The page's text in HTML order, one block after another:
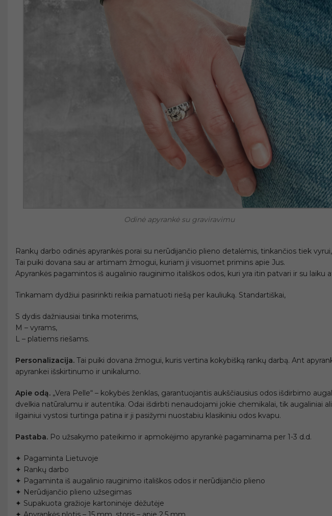
Odinė apyrankė su graviravimu
Rankų darbo odinės apyrankės porai su nerūdijančio plieno detalėmis, tinkančios tiek
Tai puiki dovana sau ar artimam žmogui, kuriam ji visuomet primins apie Jus.
Apyrankės pagamintos iš augalinio rauginimo itališkos odos, kuri yra itin patvari ir su
Tinkamam dydžiui pasirinkti reikia pamatuoti riešą per kauliuką. Standartiškai,
S dydis dažniausiai tinka moterims,
M – vyrams,
L – platiems riešams.
Personalizacija. Tai puiki dovana žmogui, kuris vertina kokybišką rankų darbą. Ant
apyrankei išskirtinumo ir unikalumo.
Apie odą. „Vera Pelle“ – kokybės ženklas, garantuojantis aukščiausius odos išdirbimo
dvelkia natūralumu ir autentika. Odai išdirbti nenaudojami jokie chemikalai, tik augaliniai
ilgainiui vystosi turtinga patina ir ji pasižymi nuostabiu klasikiniu odos kvapu.
Pastaba. Po užsakymo pateikimo ir apmokėjimo apyrankė pagaminama per 1-3 d.d.
✦ Pagaminta Lietuvoje
✦ Rankų darbo
✦ Pagaminta iš augalinio rauginimo itališkos odos ir nerūdijančio plieno
✦ Nerūdijančio plieno užsegimas
✦ Supakuota gražioje kartoninėje dėžutėje